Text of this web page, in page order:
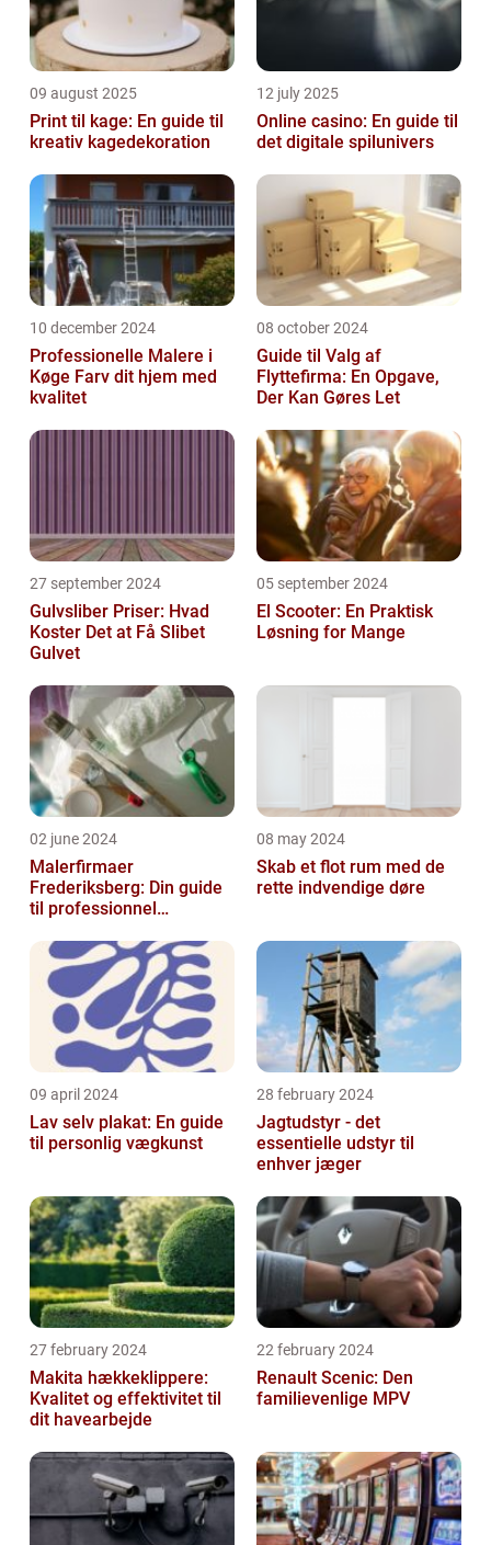
09 august 2025
Print til kage: En guide til
kreativ kagedekoration
12 july 2025
Online casino: En guide til
det digitale spilunivers
10 december 2024
Professionelle Malere i
Køge Farv dit hjem med
kvalitet
08 october 2024
Guide til Valg af
Flyttefirma: En Opgave,
Der Kan Gøres Let
27 september 2024
Gulvsliber Priser: Hvad
Koster Det at Få Slibet
Gulvet
05 september 2024
El Scooter: En Praktisk
Løsning for Mange
02 june 2024
Malerfirmaer
Frederiksberg: Din guide
til professionnel
08 may 2024
Skab et flot rum med de
rette indvendige døre
09 april 2024
Lav selv plakat: En guide
til personlig vægkunst
28 february 2024
Jagtudstyr - det
essentielle udstyr til
enhver jæger
27 february 2024
Makita hækkeklippere:
Kvalitet og effektivitet til
dit havearbejde
22 february 2024
Renault Scenic: Den
familievenlige MPV